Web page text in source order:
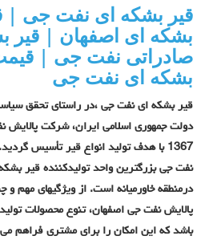
قیر بشکه ای نفت جی |
بشکه ای اصفهان | قیر
صادراتی نفت جی |
بشکه ای نفت جی
قیر بشکه ای نفت جی ،در راستاي تحقق
دولت جمهوری اسلامی ايران، شركت
1367 با هدف توليد انواع قير تأسيس
نفت جي بزرگترين واحد توليدكننده قير
درمنطقه خاورميانه است. از ويژگيهاي مهم
پالایش نفت جی اصفهان، تنوع محصولات
باشد كه اين امكان را براي مشتري فراهم مي